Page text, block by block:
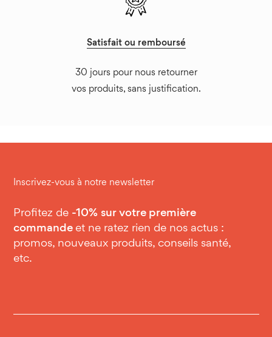
Satisfait ou remboursé
30 jours pour nous retourner
vos produits, sans justification.
Inscrivez-vous à notre newsletter
Profitez de -10% sur votre première
commande et ne ratez rien de nos actus :
promos, nouveaux produits, conseils santé,
etc.